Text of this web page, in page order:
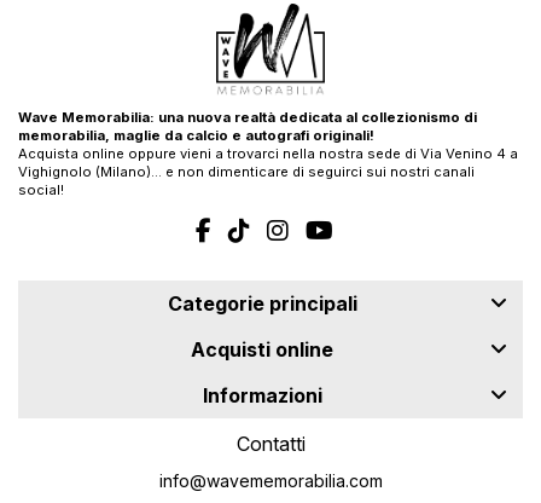
Wave Memorabilia: una nuova realtà dedicata al collezionismo di
memorabilia, maglie da calcio e autografi originali!
Acquista online oppure vieni a trovarci nella nostra sede di Via Venino 4 a
Vighignolo (Milano)… e non dimenticare di seguirci sui nostri canali
social!
Categorie principali
Acquisti online
Informazioni
Contatti
info@wavememorabilia.com